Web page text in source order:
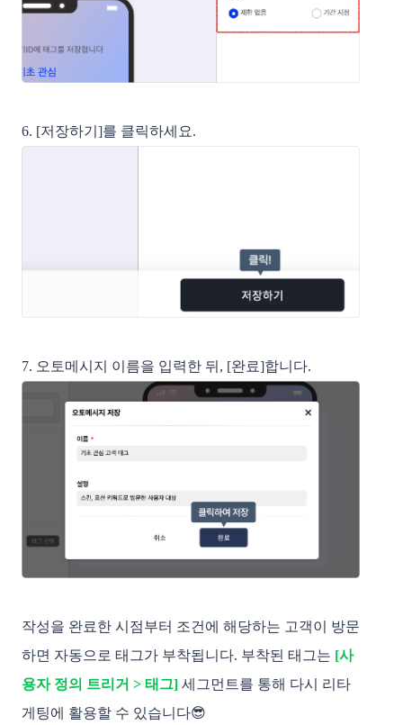
6. [저장하기]를 클릭하세요.
7. 오토메시지 이름을 입력한 뒤, [완료]합니다.
작성을 완료한 시점부터 조건에 해당하는 고객이 방문
하면 자동으로 태그가 부착됩니다. 부착된 태그는 [사
용자 정의 트리거 > 태그] 세그먼트를 통해 다시 리타
게팅에 활용할 수 있습니다😎